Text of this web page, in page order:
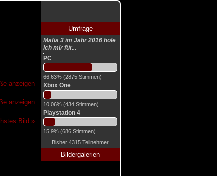
Umfrage
Mafia 3 im Jahr 2016 hole
ich mir für...
PC
66.63% (2875 Stimmen)
Xbox One
10.06% (434 Stimmen)
Playstation 4
15.9% (686 Stimmen)
Bisher 4315 Teilnehmer
Bildergalerien
anzeigen
anzeigen
Bild »